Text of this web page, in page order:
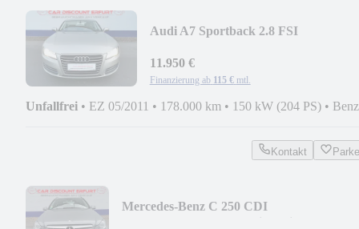
Audi A7 Sportback 2.8 FSI
11.950 €
Finanzierung ab 115 € mtl.
Unfallfrei • EZ 05/2011 • 178.000 km • 150 kW (204 PS) •
Kontakt
Mercedes-Benz C 250 CDI